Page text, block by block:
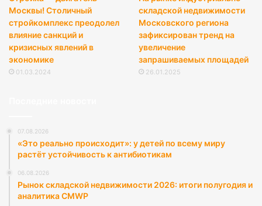
Москвы! Столичный
стройкомплекс преодолел
влияние санкций и
кризисных явлений в
экономике
01.03.2024
складской недвижимости
Московского региона
зафиксирован тренд на
увеличение
запрашиваемых площадей
26.01.2025
07.08.2026
«Это реально происходит»: у детей по всему миру
растёт устойчивость к антибиотикам
06.08.2026
Рынок складской недвижимости 2026: итоги полугодия и
аналитика CMWP